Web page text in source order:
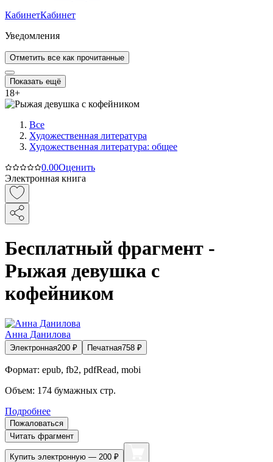
КабинетКабинет
Уведомления
Отметить все как прочитанные
Показать ещё
18+
Все
Художественная литература
Художественная литература: общее
0.00Оценить
Электронная книга
Бесплатный фрагмент -
Рыжая девушка с
кофейником
Анна Данилова
Электронная200 ₽ Печатная758 ₽
Формат: epub, fb2, pdfRead, mobi
Объем: 174 бумажных стр.
Подробнее
Пожаловаться
Читать фрагмент
Купить электронную — 200 ₽